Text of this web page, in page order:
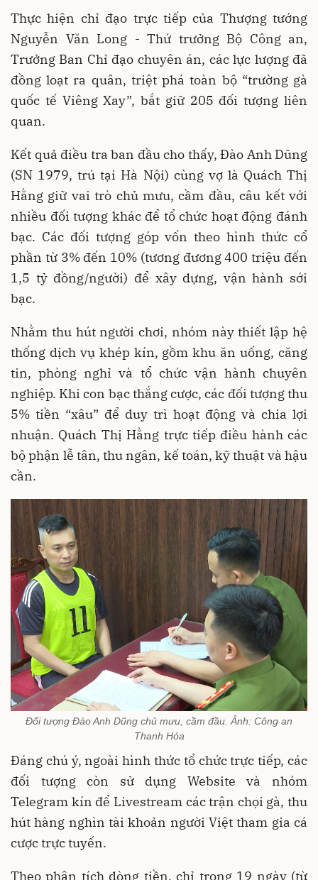
Thực hiện chỉ đạo trực tiếp của Thượng tướng
Nguyễn Văn Long - Thứ trưởng Bộ Công an,
Trưởng Ban Chỉ đạo chuyên án, các lực lượng đã
đồng loạt ra quân, triệt phá toàn bộ “trường gà
quốc tế Viêng Xay”, bắt giữ 205 đối tượng liên
quan.
Kết quả điều tra ban đầu cho thấy, Đào Anh Dũng
(SN 1979, trú tại Hà Nội) cùng vợ là Quách Thị
Hằng giữ vai trò chủ mưu, cầm đầu, câu kết với
nhiều đối tượng khác để tổ chức hoạt động đánh
bạc. Các đối tượng góp vốn theo hình thức cổ
phần từ 3% đến 10% (tương đương 400 triệu đến
1,5 tỷ đồng/người) để xây dựng, vận hành sới
bạc.
Nhằm thu hút người chơi, nhóm này thiết lập hệ
thống dịch vụ khép kín, gồm khu ăn uống, căng
tin, phòng nghỉ và tổ chức vận hành chuyên
nghiệp. Khi con bạc thắng cược, các đối tượng thu
5% tiền “xâu” để duy trì hoạt động và chia lợi
nhuận. Quách Thị Hằng trực tiếp điều hành các
bộ phận lễ tân, thu ngân, kế toán, kỹ thuật và hậu
cần.
Đối tượng Đào Anh Dũng chủ mưu, cầm đầu. Ảnh: Công an
Thanh Hóa
Đáng chú ý, ngoài hình thức tổ chức trực tiếp, các
đối tượng còn sử dụng Website và nhóm
Telegram kín để Livestream các trận chọi gà, thu
hút hàng nghìn tài khoản người Việt tham gia cá
cược trực tuyến.
Theo phân tích dòng tiền, chỉ trong 19 ngày (từ